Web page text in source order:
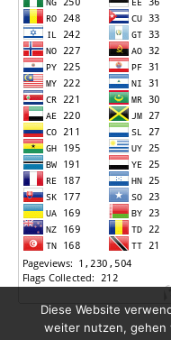
Diese Website
weiter nutzen, gehen